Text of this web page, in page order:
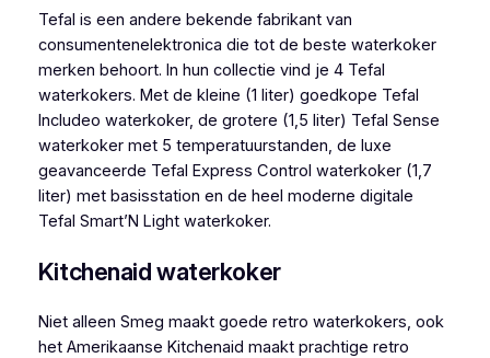
Tefal is een andere bekende fabrikant van
consumentenelektronica die tot de beste waterkoker
merken behoort. In hun collectie vind je 4 Tefal
waterkokers. Met de kleine (1 liter) goedkope Tefal
Includeo waterkoker, de grotere (1,5 liter) Tefal Sense
waterkoker met 5 temperatuurstanden, de luxe
geavanceerde Tefal Express Control waterkoker (1,7
liter) met basisstation en de heel moderne digitale
Tefal Smart’N Light waterkoker.
Kitchenaid waterkoker
Niet alleen Smeg maakt goede retro waterkokers, ook
het Amerikaanse Kitchenaid maakt prachtige retro